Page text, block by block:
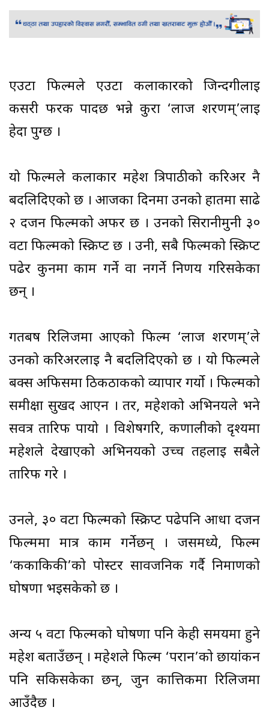
एउटा फिल्मले एउटा कलाकारको जिन्दगीलाई
कसरी फरक पार्दछ भन्ने कुरा ‘लाज शरणम्’लाई
हेर्दा पुग्छ ।
यो फिल्मले कलाकार महेश त्रिपाठीको करिअर नै
बदलिदिएको छ । आजका दिनमा उनको हातमा साढे
२ दर्जन फिल्मको अफर छ । उनको सिरानीमुनी ३०
वटा फिल्मको स्क्रिप्ट छ । उनी, सबै फिल्मको स्क्रिप्ट
पढेर कुनमा काम गर्ने वा नगर्ने निर्णय गरिसकेका
छन् ।
गतबर्ष रिलिजमा आएको फिल्म ‘लाज शरणम्’ले
उनको करिअरलाई नै बदलिदिएको छ । यो फिल्मले
बक्स अफिसमा ठिकठाकको व्यापार गर्यो । फिल्मको
समीक्षा सुखद आएन । तर, महेशको अभिनयले भने
सर्वत्र तारिफ पायो । विशेषगरि, कर्णालीको दृश्यमा
महेशले देखाएको अभिनयको उच्च तहलाई सबैले
तारिफ गरे ।
उनले, ३० वटा फिल्मको स्क्रिप्ट पढेपनि आधा दर्जन
फिल्ममा मात्र काम गर्नेछन् । जसमध्ये, फिल्म
‘ककाकिकी’को पोस्टर सार्वजनिक गर्दै निर्माणको
घोषणा भइसकेको छ ।
अन्य ५ वटा फिल्मको घोषणा पनि केही समयमा हुने
महेश बताउँछन् । महेशले फिल्म ‘परान’को छायांकन
पनि सकिसकेका छन्, जुन कात्तिकमा रिलिजमा
आउँदैछ ।